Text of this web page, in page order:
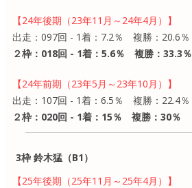
【24年後期（23年11月～24年4月）】
出走：097回 - 1着：7.2％ 複勝：20.6％
２枠：018回 - 1着：5.6％ 複勝：33.3％
【24年前期（23年5月～23年10月）】
出走：107回 - 1着：6.5％ 複勝：22.4％
２枠：020回 - 1着：15％ 複勝：30％
3枠 鈴木猛（B1）
【25年後期（25年11月～25年4月）】